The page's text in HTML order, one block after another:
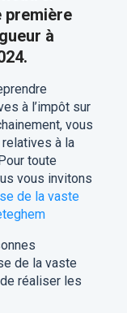
première
à
à l’impôt sur
vous
à la
toute
vous invitons
de la vaste
de la vaste
réaliser les